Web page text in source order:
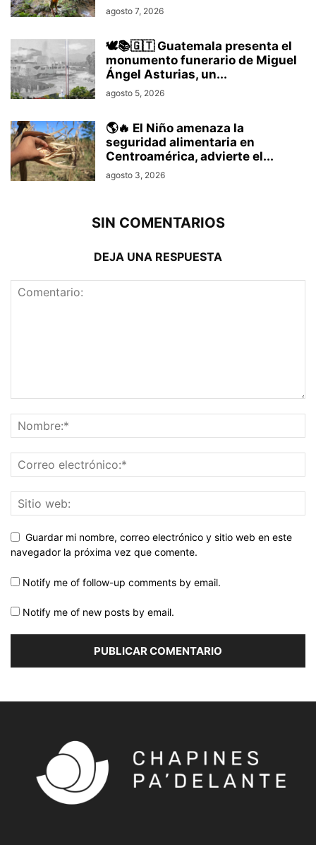
agosto 7, 2026
🕊️📚🇬🇹 Guatemala presenta el
monumento funerario de Miguel
Ángel Asturias, un...
agosto 5, 2026
🌎🔥 El Niño amenaza la
seguridad alimentaria en
Centroamérica, advierte el...
agosto 3, 2026
SIN COMENTARIOS
DEJA UNA RESPUESTA
Guardar mi nombre, correo electrónico y sitio web en este
navegador la próxima vez que comente.
Notify me of follow-up comments by email.
Notify me of new posts by email.